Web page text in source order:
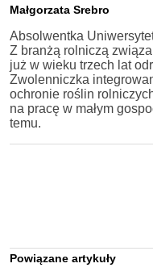
Małgorzata Srebro
Absolwentka
Z branżą rolniczą
już w wieku trzech lat
Zwolenniczka
ochronie roślin
na pracę w małym
temu.
Powiązane artykuły